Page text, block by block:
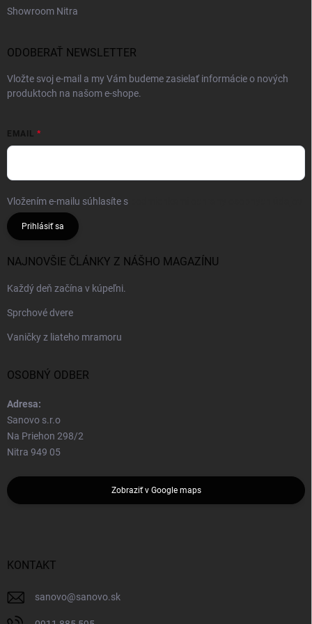
Showroom Nitra
ODOBERAŤ NEWSLETTER
Vložte svoj e-mail a my Vám budeme zasielať informácie o nových
produktoch na našom e-shope.
EMAIL
Vložením e-mailu súhlasíte s
Prihlásiť sa
NAJNOVŠIE ČLÁNKY Z NÁŠHO MAGAZÍNU
Každý deň začína v kúpeľni.
Sprchové dvere
Vaničky z liateho mramoru
OSOBNÝ ODBER
Adresa:
Sanovo s.r.o
Na Priehon 298/2
Nitra 949 05
Zobraziť v Google maps
KONTAKT
sanovo@sanovo.sk